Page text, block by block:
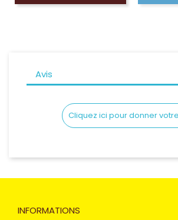
Avis
Cliquez ici pour donner
INFORMATIONS